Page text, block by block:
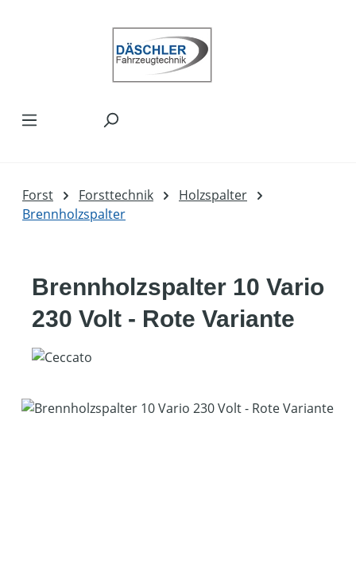
Forst Forsttechnik
Holzspalter
Brennholzspalter
Brennholzspalter 10 Vario
230 Volt - Rote Variante
Bildergalerie überspringen